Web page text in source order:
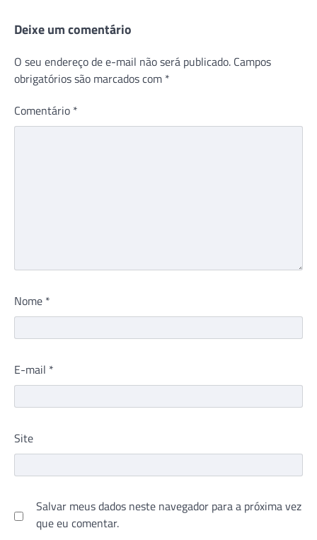
Deixe um comentário
O seu endereço de e-mail não será publicado. Campos
obrigatórios são marcados com *
Comentário *
Nome *
E-mail *
Site
Salvar meus dados neste navegador para a próxima vez
que eu comentar.